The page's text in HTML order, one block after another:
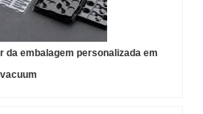
da embalagem personalizada em
vacuum